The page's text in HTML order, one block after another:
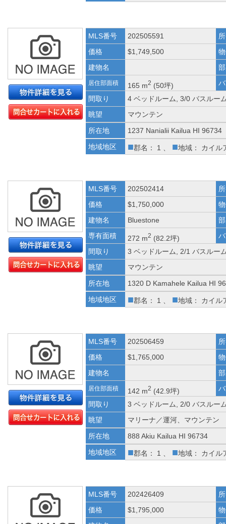
MLS番号 202505591
価格
$1,749,500
建物名
居住部面積 165 m2 (50坪)
間取り
4 ベッドルーム, 3/0 バスルー
眺望
マウンテン
所在地
1237 Nanialii Kailua HI 96734
地域地区
■郡名： 1 、 ■地域： カイル
MLS番号 202502414
価格
$1,750,000
建物名
Bluestone
専有面積
272 m2 (82.2坪)
間取り
3 ベッドルーム, 2/1 バスルー
眺望
マウンテン
所在地
1320 D Kamahele Kailua HI
地域地区
■郡名： 1 、 ■地域： カイル
MLS番号 202506459
価格
$1,765,000
建物名
居住部面積 142 m2 (42.9坪)
間取り
3 ベッドルーム, 2/0 バスルー
眺望
マリーナ／運河、マウンテン
所在地
888 Akiu Kailua HI 96734
地域地区
■郡名： 1 、 ■地域： カイル
MLS番号 202426409
価格
$1,795,000